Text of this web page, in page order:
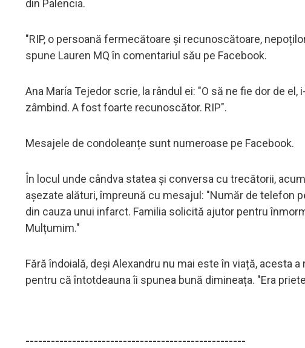
din Palencia.
"RIP, o persoană fermecătoare și recunoscătoare,
spune Lauren MQ în comentariul său pe Facebook.
Ana María Tejedor scrie, la rândul ei: "O să ne fie dor de
zâmbind. A fost foarte recunoscător. RIP".
Mesajele de condoleanțe sunt numeroase pe Facebook.
În locul unde cândva statea și conversa cu trecătorii,
așezate alături, împreună cu mesajul: "Număr de telefon
din cauza unui infarct. Familia solicită ajutor pentru
Mulțumim."
Fără îndoială, deși Alexandru nu mai este în viață, acesta
pentru că întotdeauna îi spunea bună dimineața. "Era
----------------------------------------------------